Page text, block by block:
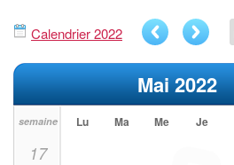
Calendrier 2022
Mai 2022
semaine Lu Ma Me Je
17